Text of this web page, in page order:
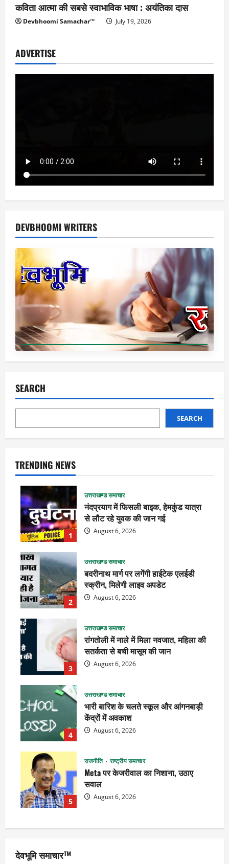
कविता आत्मा की सबसे स्वाभाविक भाषा : अयंतिका दास
Devbhoomi Samachar™ July 19, 2026
ADVERTISE
DEVBHOOMI WRITERS
SEARCH
SEARCH
TRENDING NEWS
1
उत्तराखण्ड समाचार
नंदप्रयाग में फिसली बाइक, हेमकुंड यात्रा
से लौट रहे युवक की जान गई
August 6, 2026
2
उत्तराखण्ड समाचार
बदरीनाथ मार्ग पर लगेंगी हाईटेक एलईडी
स्क्रीन, मिलेगी लाइव अपडेट
August 6, 2026
3
उत्तराखण्ड समाचार
रांगतोली में नाले में मिला नवजात, महिला की
सतर्कता से बची मासूम की जान
August 6, 2026
4
उत्तराखण्ड समाचार
भारी बारिश के चलते स्कूल और आंगनबाड़ी
केंद्रों में अवकाश
August 6, 2026
5
राजनीति राष्ट्रीय समाचार
Meta पर केजरीवाल का निशाना, उठाए
सवाल
August 6, 2026
देवभूमि समाचार™